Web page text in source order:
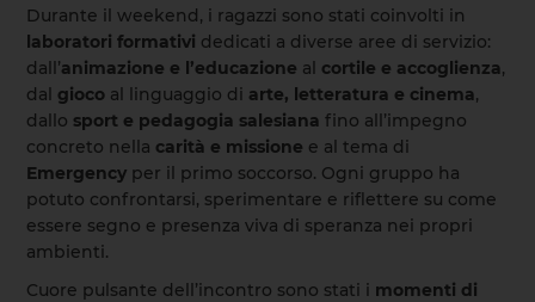
Durante il weekend, i ragazzi sono stati coinvolti in
laboratori formativi dedicati a diverse aree di servizio:
dall’animazione e l’educazione al cortile e accoglienza,
dal gioco al linguaggio di arte, letteratura e cinema,
dallo sport e pedagogia salesiana fino all’impegno
concreto nella carità e missione e al tema di
Emergency per il primo soccorso. Ogni gruppo ha
potuto confrontarsi, sperimentare e riflettere su come
essere segno e presenza viva di speranza nei propri
ambienti.
Cuore pulsante dell’incontro sono stati i momenti di